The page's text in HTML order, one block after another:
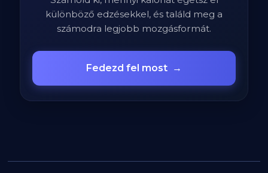
különböző edzésekkel, és találd meg a
számodra legjobb mozgásformát.
Fedezd fel most →